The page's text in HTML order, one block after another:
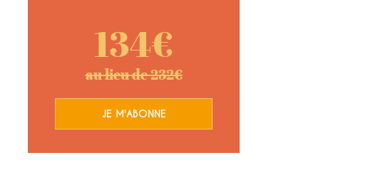
134€
au lieu de 232€
JE M'ABONNE